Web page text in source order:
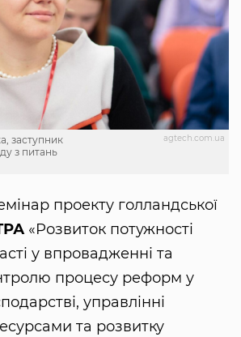
agtech.com.ua
заступник
з питань
проекту голландської
«Розвиток потужності
у впровадженні та
процесу реформ у
управлінні
та розвитку